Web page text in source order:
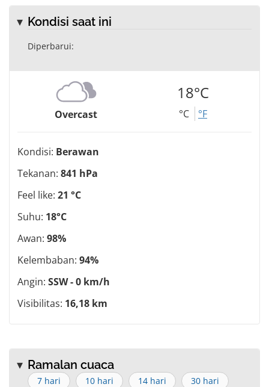
Kondisi saat ini
Diperbarui:
Overcast
18°C
°C °F
Kondisi: Berawan
Tekanan: 841 hPa
Feel like: 21 °C
Suhu: 18°C
Awan: 98%
Kelembaban: 94%
Angin: SSW - 0 km/h
Visibilitas: 16,18 km
Ramalan cuaca
7 hari 10 hari 14 hari 30 hari